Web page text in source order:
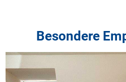
Besondere